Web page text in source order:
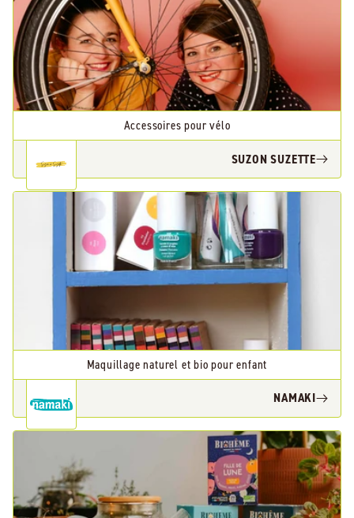
Accessoires pour vélo
SUZON SUZETTE
Maquillage naturel et bio pour enfant
NAMAKI